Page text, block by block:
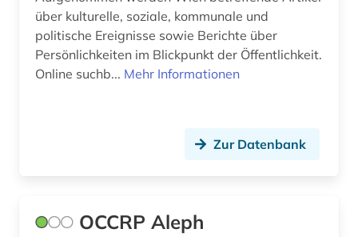
über kulturelle, soziale, kommunale und
politische Ereignisse sowie Berichte über
Persönlichkeiten im Blickpunkt der Öffentlichkeit.
Online suchb... Mehr Informationen
Zur Datenbank
OCCRP Aleph